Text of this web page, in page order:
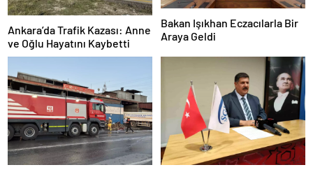
Ankara’da Trafik Kazası: Anne
ve Oğlu Hayatını Kaybetti
Bakan Işıkhan Eczacılarla Bir
Araya Geldi